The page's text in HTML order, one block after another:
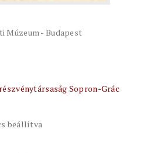
Múzeum - Budapest
Sopron-Grác
beállítva